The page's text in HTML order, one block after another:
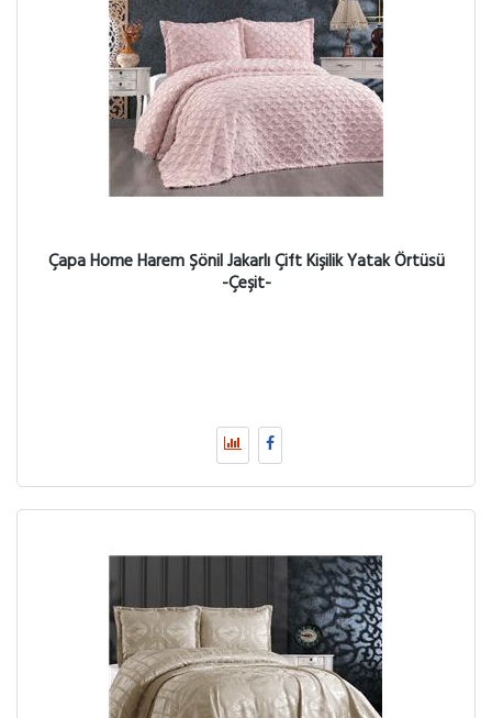
Çapa Home Harem Şönil Jakarlı Çift Kişilik Yatak Örtüsü
-Çeşit-